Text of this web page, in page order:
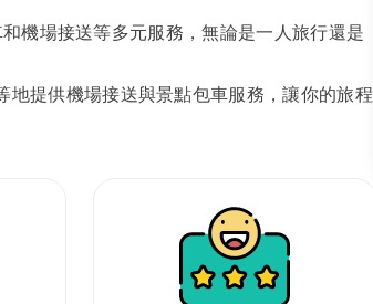
機場接送等多元服務，無論是一人旅行還是
提供機場接送與景點包車服務，讓你的旅程